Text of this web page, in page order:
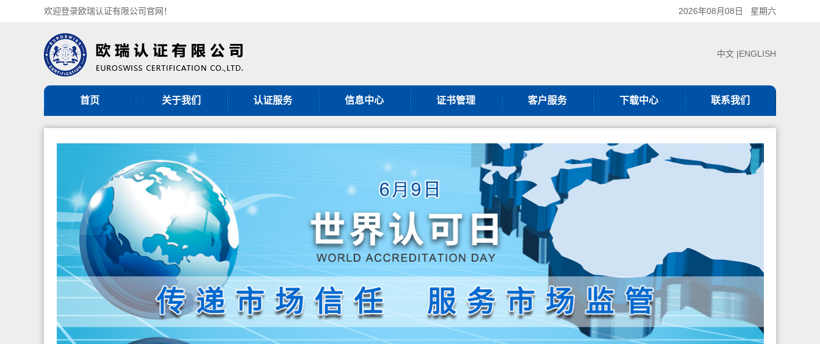
欢迎登录欧瑞认证有限公司官网！ 2026年08月08日 星期六
中文 |ENGLISH
首页 关于我们
机构简介
认证机构批准书
CNAS认可证书
认证服务
ISO9001认证
ISO27001认证
其他管理体系认证
公开文件
认证证书样本
认证业务范围
信息中心
通知公告
政策法规
证书管理
证书补办须知
客户服务
客服热线
第二方审核服务
认证规则
下载中心
下载中心
联系我们
联系我们